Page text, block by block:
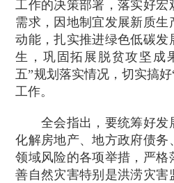
工作的决策部署，落实好宏
需求，因地制宜发展新质
动能，扎实推进绿色低碳发
生，巩固拓展脱贫攻坚成
五”规划落实情况，切实搞
工作。
全会指出，要统筹好发
化解房地产、地方政府债务
领域风险的各项举措，严格
善自然灾害特别是洪涝灾害